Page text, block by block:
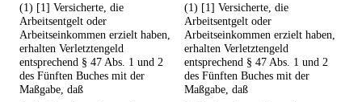
(1) [1] Versicherte, die
Arbeitsentgelt oder
Arbeitseinkommen erzielt haben,
erhalten Verletztengeld
entsprechend § 47 Abs. 1 und 2
des Fünften Buches mit der
Maßgabe, daß
(1) [1] Versicherte, die
Arbeitsentgelt oder
Arbeitseinkommen erzielt haben,
erhalten Verletztengeld
entsprechend § 47 Abs. 1 und 2
des Fünften Buches mit der
Maßgabe, daß